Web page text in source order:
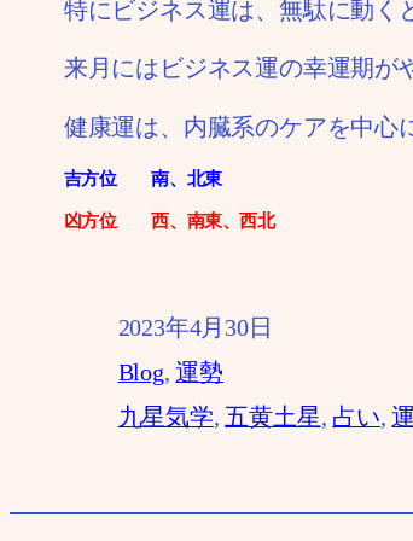
特にビジネス運は、無駄に動く
来月にはビジネス運の幸運期が
健康運は、内臓系のケアを中心
吉方位 南、北東
凶方位 西、南東、西北
2023年4月30日
Blog, 運勢
九星気学, 五黄土星, 占い,